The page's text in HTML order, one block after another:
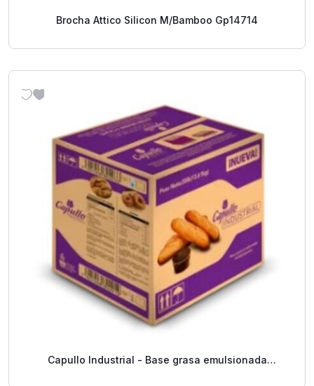
Brocha Attico Silicon M/Bamboo Gp14714
Capullo Industrial - Base grasa emulsionada